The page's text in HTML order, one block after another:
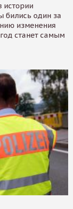
истории
бились один за
изменения
станет самым